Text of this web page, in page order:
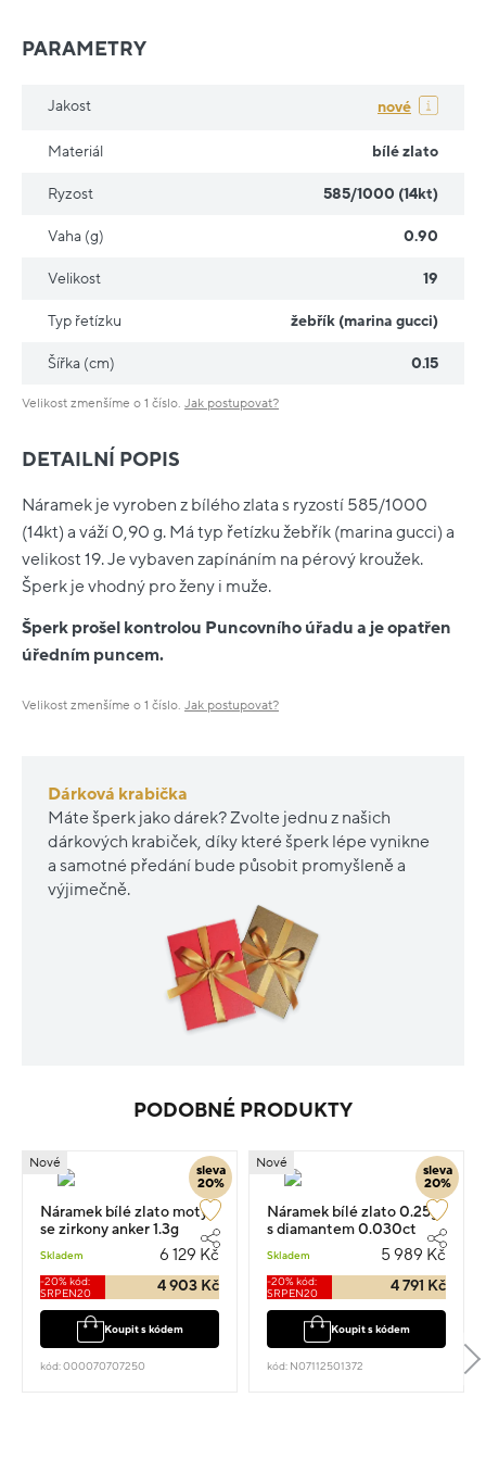
DETAILNÍ POPIS
Náramek je vyroben z bílého zlata s ryzostí 585/1000
(14kt) a váží 0,90 g. Má typ řetízku žebřík (marina gucci) a
velikost 19. Je vybaven zapínáním na pérový kroužek.
Šperk je vhodný pro ženy i muže.
Šperk prošel kontrolou Puncovního úřadu a je opatřen
úředním puncem.
Velikost zmenšíme o 1 číslo. Jak postupovat?
Dárková krabička
Máte šperk jako dárek? Zvolte jednu z našich
dárkových krabiček, díky které šperk lépe vynikne
a samotné předání bude působit promyšleně a
výjimečně.
PARAMETRY
Jakost nové
Materiál bílé zlato
Ryzost 585/1000 (14kt)
Vaha (g) 0.90
Velikost 19
Typ řetízku žebřík (marina gucci)
Šířka (cm) 0.15
Velikost zmenšíme o 1 číslo. Jak postupovat?
PODOBNÉ PRODUKTY
sleva
20%
Nové
Náramek bílé zlato motýl
se zirkony anker 1.3g
Skladem 6 129 Kč
-20% kód:
SRPEN20
4 903 Kč
Koupit s kódem
kód: 000070707250
sleva
20%
Nové
Náramek bílé zlato 0.25g
s diamantem 0.030ct
Skladem 5 989 Kč
-20% kód:
SRPEN20
4 791 Kč
Koupit s kódem
kód: N07112501372